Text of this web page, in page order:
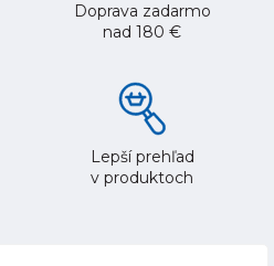
Doprava zadarmo
nad 180 €
Lepší prehľad
v produktoch